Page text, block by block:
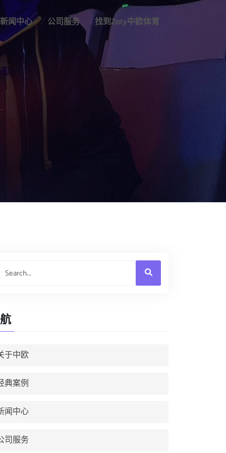
新闻中心 公司服务 找到zoty中欧体育
于中欧
典案例
闻中心
司服务